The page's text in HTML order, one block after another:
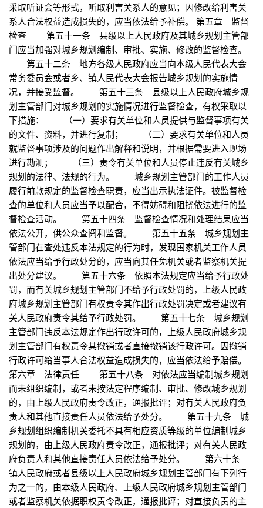
采取听证会等形式，听取利害关系人的意见；因修改给利害关
系人合法权益造成损失的，应当依法给予补偿。 第五章 监督
检查 第五十一条 县级以上人民政府及其城乡规划主管部
门应当加强对城乡规划编制、审批、实施、修改的监督检查。
第五十二条 地方各级人民政府应当向本级人民代表大会
常务委员会或者乡、镇人民代表大会报告城乡规划的实施情
况，并接受监督。 第五十三条 县级以上人民政府城乡规
划主管部门对城乡规划的实施情况进行监督检查，有权采取以
下措施： （一）要求有关单位和人员提供与监督事项有关
的文件、资料，并进行复制； （二）要求有关单位和人员
就监督事项涉及的问题作出解释和说明，并根据需要进入现场
进行勘测； （三）责令有关单位和人员停止违反有关城乡
规划的法律、法规的行为。 城乡规划主管部门的工作人员
履行前款规定的监督检查职责，应当出示执法证件。被监督检
查的单位和人员应当予以配合，不得妨碍和阻挠依法进行的监
督检查活动。 第五十四条 监督检查情况和处理结果应当
依法公开，供公众查阅和监督。 第五十五条 城乡规划主
管部门在查处违反本法规定的行为时，发现国家机关工作人员
依法应当给予行政处分的，应当向其任免机关或者监察机关提
出处分建议。 第五十六条 依照本法规定应当给予行政处
罚，而有关城乡规划主管部门不给予行政处罚的，上级人民政
府城乡规划主管部门有权责令其作出行政处罚决定或者建议有
关人民政府责令其给予行政处罚。 第五十七条 城乡规划
主管部门违反本法规定作出行政许可的，上级人民政府城乡规
划主管部门有权责令其撤销或者直接撤销该行政许可。因撤销
行政许可给当事人合法权益造成损失的，应当依法给予赔偿。
第六章 法律责任 第五十八条 对依法应当编制城乡规划
而未组织编制，或者未按法定程序编制、审批、修改城乡规划
的，由上级人民政府责令改正，通报批评；对有关人民政府负
责人和其他直接责任人员依法给予处分。 第五十九条 城
乡规划组织编制机关委托不具有相应资质等级的单位编制城乡
规划的，由上级人民政府责令改正，通报批评；对有关人民政
府负责人和其他直接责任人员依法给予处分。 第六十条
镇人民政府或者县级以上人民政府城乡规划主管部门有下列行
为之一的，由本级人民政府、上级人民政府城乡规划主管部门
或者监察机关依据职权责令改正，通报批评；对直接负责的主